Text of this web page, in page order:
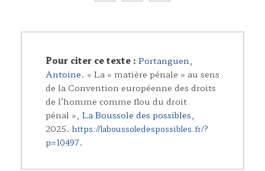
r
n
m
i
a
t
g
e
r
Pour citer ce texte : Portanguen,
Antoine. « La « matière pénale » au sens
de la Convention européenne des droits
de l’homme comme flou du droit
pénal », La Boussole des possibles
2025. https://laboussoledespossibles.fr/?
p=10497.